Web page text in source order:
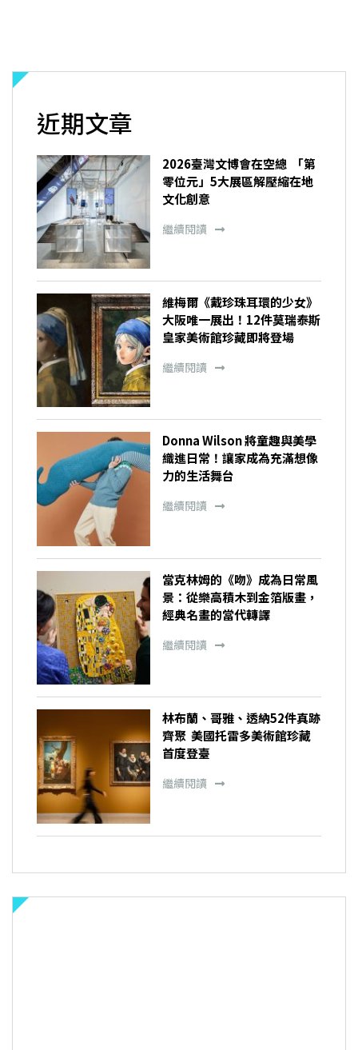
近期文章
2026臺灣文博會在空總 「第
零位元」5大展區解壓縮在地
文化創意
繼續閱讀
維梅爾《戴珍珠耳環的少女》
大阪唯一展出！12件莫瑞泰斯
皇家美術館珍藏即將登場
繼續閱讀
Donna Wilson 將童趣與美學
織進日常！讓家成為充滿想像
力的生活舞台
繼續閱讀
當克林姆的《吻》成為日常風
景：從樂高積木到金箔版畫，
經典名畫的當代轉譯
繼續閱讀
林布蘭、哥雅、透納52件真跡
齊聚 美國托雷多美術館珍藏
首度登臺
繼續閱讀